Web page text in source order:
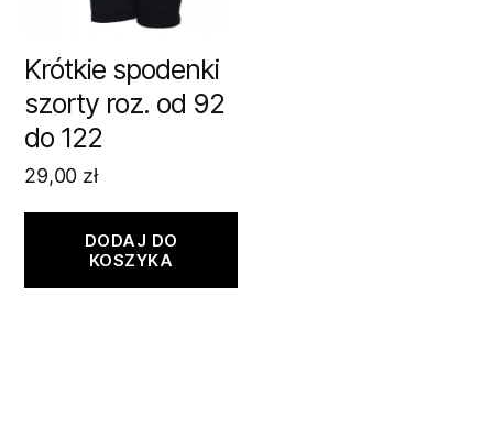
Krótkie spodenki
szorty roz. od 92
do 122
29,00 zł
DODAJ DO
KOSZYKA